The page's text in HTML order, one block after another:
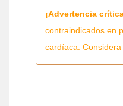
¡Advertencia
contraindicados en
cardíaca.